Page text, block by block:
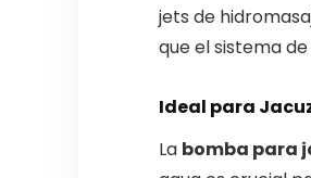
jets de
que el sistema de
Ideal para
La bomba para